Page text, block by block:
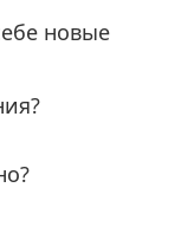
новые